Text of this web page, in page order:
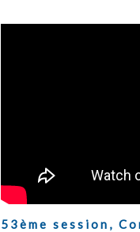
53ème session,